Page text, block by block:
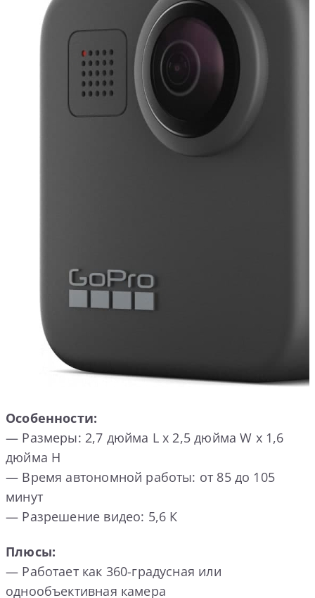
Особенности:
— Размеры: 2,7 дюйма L х 2,5 дюйма W х 1,6
дюйма H
— Время автономной работы: от 85 до 105
минут
— Разрешение видео: 5,6 К
Плюсы:
— Работает как 360-градусная или
однообъективная камера